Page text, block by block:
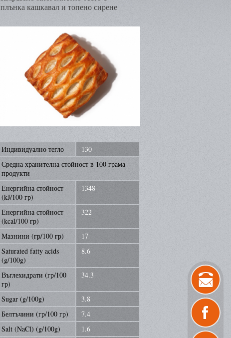
плънка кашкавал и топено сирене
Индивидуално тегло
130
Средна хранителна стойност в 100 грама
продукти
Енергийна стойност
(kJ/100 гр)
1348
Енергийна стойност
(kcal/100 гр)
322
Мазнини (гр/100 гр)
17
Saturated fatty acids
(g/100g)
8.6
Въглехидрати (гр/100
гр)
34.3
Sugar (g/100g)
3.8
Белтъчини (гр/100 гр)
7.4
Salt (NaCl) (g/100g)
1.6